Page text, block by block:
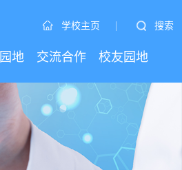
学校主页 | 搜索
地 交流合作 校友园地